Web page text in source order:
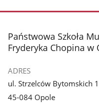
stopka
Państwowa Szkoła
Fryderyka Chopina w
ADRES
ul. Strzelców Bytomskich
45-084 Opole